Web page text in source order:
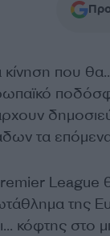
κίνηση που
τα
League
της
κόφτης στο